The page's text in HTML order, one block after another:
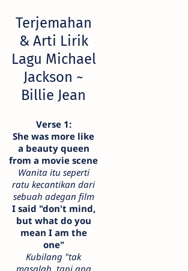
Terjemahan
& Arti Lirik
Lagu Michael
Jackson ~
Billie Jean
Verse 1:
She was more like
a beauty queen
from a movie scene
Wanita itu seperti
ratu kecantikan dari
sebuah adegan film
I said "don't mind,
but what do you
mean I am the
one"
Kubilang "tak